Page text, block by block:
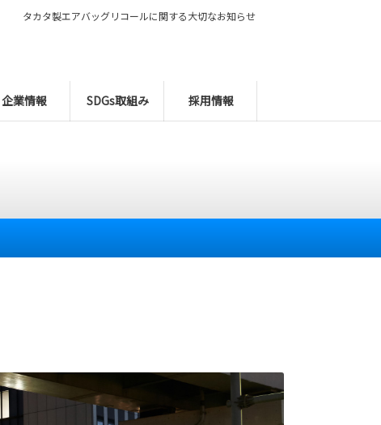
企業情報 SDGs取組み 採用情報
タカタ製エアバッグリコールに関する大切なお知らせ